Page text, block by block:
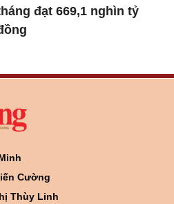
đạt 669,1 nghìn tỷ
Cường
Thùy Linh